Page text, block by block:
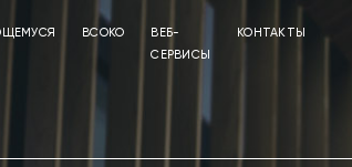
ВСОКО
ВЕБ-
СЕРВИСЫ
КОНТАКТЫ